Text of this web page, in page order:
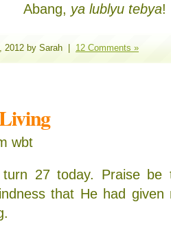
Abang, ya lublyu tebya!
2012 by Sarah | 12 Comments »
wbt
turn 27 today. Praise
that He had